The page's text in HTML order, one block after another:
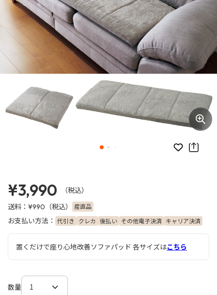
お気に入り
¥3,990
（税込）
送料： ¥990 （税込） 産直品
お支払い方法： 代引き クレカ 後払い その他電子決済 キャリア決済
置くだけで座り心地改善ソファパッド 各サイズはこちら
数量